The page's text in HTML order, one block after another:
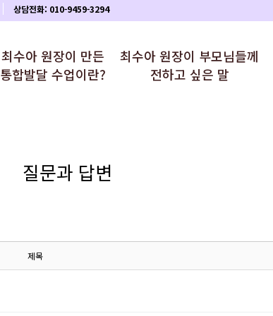
상담전화: 010-9459-3294
최수아 원장이 만든
통합발달 수업이란?
최수아 원장이 부모님들께
전하고 싶은 말
질문과 답변
제목